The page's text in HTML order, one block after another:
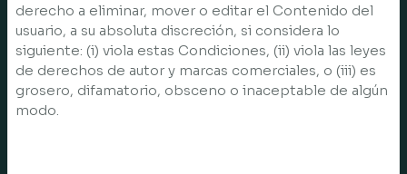
derecho a eliminar, mover o editar el Contenido del
usuario, a su absoluta discreción, si considera lo
siguiente: (i) viola estas Condiciones, (ii) viola las leyes
de derechos de autor y marcas comerciales, o (iii) es
grosero, difamatorio, obsceno o inaceptable de algún
modo.